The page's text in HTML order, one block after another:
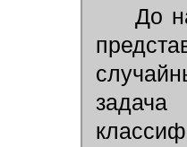
До